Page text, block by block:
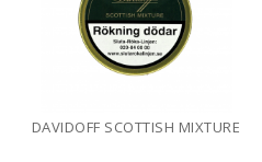
DAVIDOFF SCOTTISH MIXTURE